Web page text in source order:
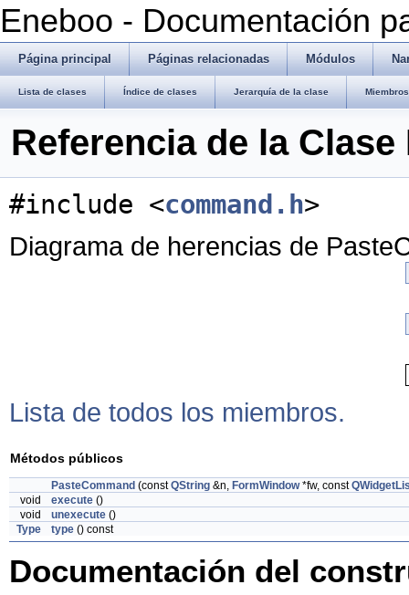
Eneboo - Documentación
Página principal Páginas relacionadas Módulos
Lista de clases Índice de clases Jerarquía de la clase
Referencia de la
#include <command.h>
Diagrama de herencias de
Lista de todos los miembros.
Métodos públicos
PasteCommand (constQString &n, FormWindow*fw, const
void
execute ()
void
unexecute ()
Type
type () const
Documentación del